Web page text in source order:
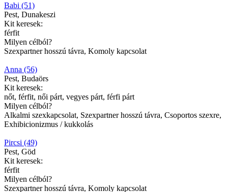
Babi (51)
Pest, Dunakeszi
Kit keresek:
férfit
Milyen célból?
Szexpartner hosszú távra, Komoly kapcsolat
Anna (56)
Pest, Budaörs
Kit keresek:
nőt, férfit, női párt, vegyes párt, férfi párt
Milyen célból?
Alkalmi szexkapcsolat, Szexpartner hosszú távra, Csoportos szexre,
Exhibicionizmus / kukkolás
Pircsi (49)
Pest, Göd
Kit keresek:
férfit
Milyen célból?
Szexpartner hosszú távra, Komoly kapcsolat